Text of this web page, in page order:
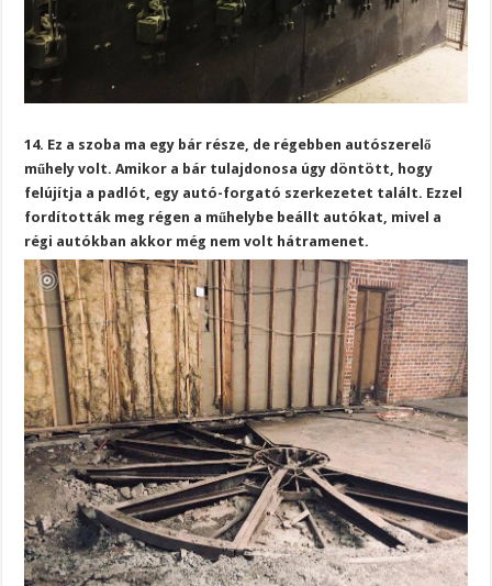
14. Ez a szoba ma egy bár része, de régebben autószerelő
műhely volt. Amikor a bár tulajdonosa úgy döntött, hogy
felújítja a padlót, egy autó-forgató szerkezetet talált. Ezzel
fordították meg régen a műhelybe beállt autókat, mivel a
régi autókban akkor még nem volt hátramenet.